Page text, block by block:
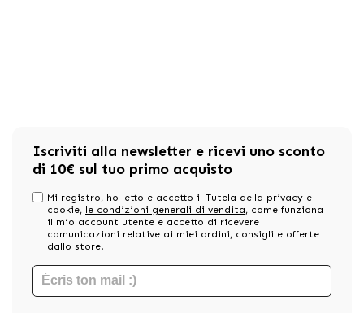
Iscriviti alla newsletter e ricevi uno sconto
di 10€ sul tuo primo acquisto
Mi registro, ho letto e accetto il Tutela della privacy e
cookie, le condizioni generali di vendita, come funziona
il mio account utente e accetto di ricevere
comunicazioni relative ai miei ordini, consigli e offerte
dallo store.